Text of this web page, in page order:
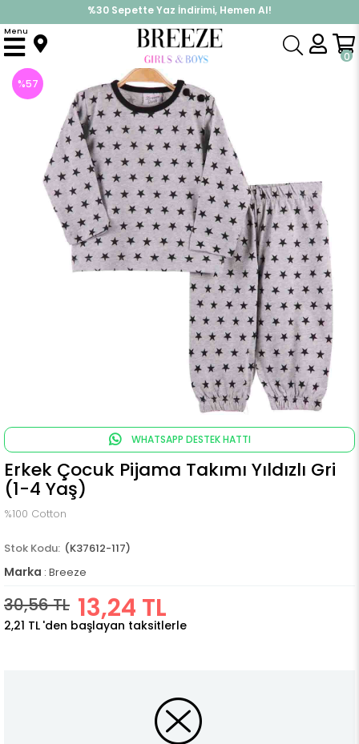
%30 Sepette Yaz İndirimi, Hemen Al!
İndirimlere ek %10 İndirimi Kap, Hemen Üye Ol!
0
Menu
Anasayfa Pijama & İç Giyim ERKEK Pijama Takımı
%57
WHATSAPP DESTEK HATTI
Erkek Çocuk Pijama Takımı Yıldızlı Gri
(1-4 Yaş)
%100 Cotton
(K37612-117)
Marka : Breeze
30,56 TL 13,24 TL
2,21 TL 'den başlayan taksitlerle